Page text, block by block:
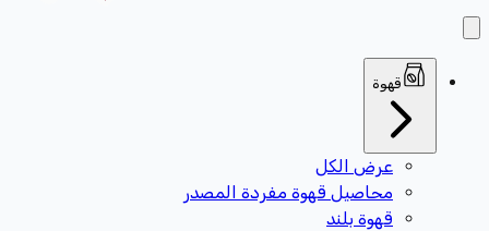
قهوة
عرض الكل
محاصيل قهوة مفردة المصدر
قهوة بلند